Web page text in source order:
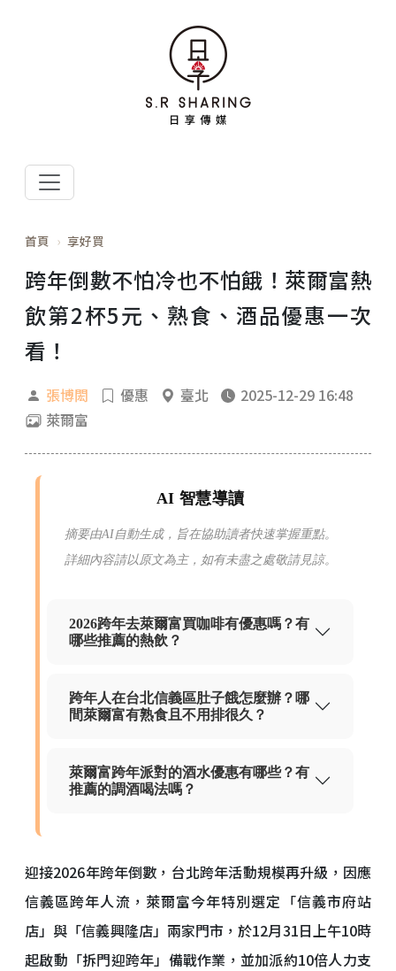
首頁 享好買
跨年倒數不怕冷也不怕餓！萊爾富熱
飲第2杯5元、熟食、酒品優惠一次
看！
張博閎 優惠 臺北
2025-12-29 16:48
萊爾富
AI 智慧導讀
摘要由AI自動生成，旨在協助讀者快速掌握重點。
詳細內容請以原文為主，如有未盡之處敬請見諒。
2026跨年去萊爾富買咖啡有優惠嗎？有
哪些推薦的熱飲？
跨年人在台北信義區肚子餓怎麼辦？哪
間萊爾富有熟食且不用排很久？
萊爾富跨年派對的酒水優惠有哪些？有
推薦的調酒喝法嗎？
迎接2026年跨年倒數，台北跨年活動規模再升級，因應
信義區跨年人流，萊爾富今年特別選定「信義市府站
店」與「信義興隆店」兩家門市，於12月31日上午10時
起啟動「拆門迎跨年」備戰作業，並加派約10倍人力支